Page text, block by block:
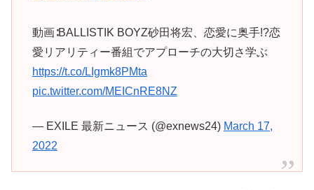
動画∶BALLISTIK BOYZ砂田将宏、恋愛に奥手!?恋
愛リアリティー番組でアプローチの大切さ学ぶ
https://t.co/LIgmk8PMta
pic.twitter.com/MEICnRE8NZ
— EXILE 最新ニュース (@exnews24) March 17,
2022